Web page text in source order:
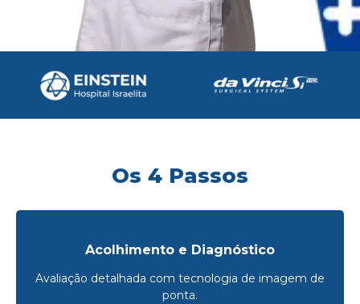
Os 4 Passos
Acolhimento e Diagnóstico
Avaliação detalhada com tecnologia de imagem de
ponta.